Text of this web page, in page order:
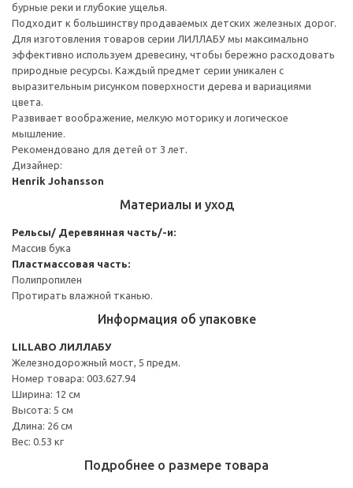
бурные реки и глубокие ущелья.
Подходит к большинству продаваемых детских железных дорог.
Для изготовления товаров серии ЛИЛЛАБУ мы максимально
эффективно используем древесину, чтобы бережно расходовать
природные ресурсы. Каждый предмет серии уникален с
выразительным рисунком поверхности дерева и вариациями
цвета.
Развивает воображение, мелкую моторику и логическое
мышление.
Рекомендовано для детей от 3 лет.
Дизайнер:
Henrik Johansson
Материалы и уход
Рельсы/ Деревянная часть/-и:
Массив бука
Пластмассовая часть:
Полипропилен
Протирать влажной тканью.
Информация об упаковке
LILLABO ЛИЛЛАБУ
Железнодорожный мост, 5 предм.
Номер товара: 003.627.94
Ширина: 12 см
Высота: 5 см
Длина: 26 см
Вес: 0.53 кг
Подробнее о размере товара